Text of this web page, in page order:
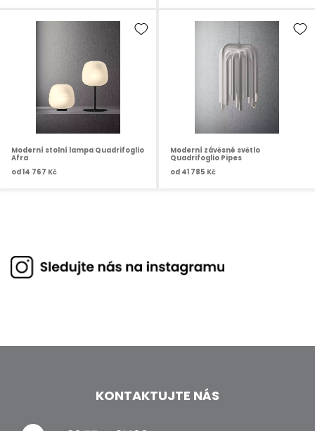
Moderní stolní lampa Quadrifoglio
Afra
od14 767 Kč
Moderní závěsné světlo
Quadrifoglio Pipes
od 41 785 Kč
KONTAKTUJTE NÁS